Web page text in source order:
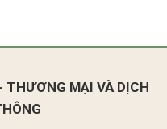
THƯƠNG MẠI VÀ DỊCH